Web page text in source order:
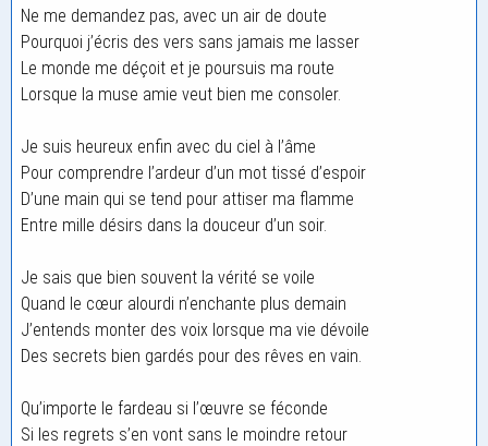
Ne me demandez pas, avec un air de doute
Pourquoi j’écris des vers sans jamais me lasser
Le monde me déçoit et je poursuis ma route
Lorsque la muse amie veut bien me consoler.
Je suis heureux enfin avec du ciel à l’âme
Pour comprendre l’ardeur d’un mot tissé d’espoir
D’une main qui se tend pour attiser ma flamme
Entre mille désirs dans la douceur d’un soir.
Je sais que bien souvent la vérité se voile
Quand le cœur alourdi n’enchante plus demain
J’entends monter des voix lorsque ma vie dévoile
Des secrets bien gardés pour des rêves en vain.
Qu’importe le fardeau si l’œuvre se féconde
Si les regrets s’en vont sans le moindre retour